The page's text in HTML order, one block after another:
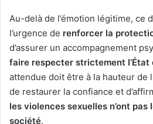
Au-delà de l’émotion légitime, ce
l’urgence de renforcer la
d’assurer un accompagnement
faire respecter strictement l’État
attendue doit être à la hauteur de
de restaurer la confiance et
les violences sexuelles n’ont pas
société.